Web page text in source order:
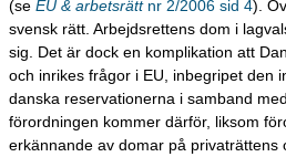
(se EU & arbetsrättnr 2/2006 sid 4).
svensk rätt. Arbejdsrettens dom i
sig. Det är dock en komplikation att
och inrikes frågor i EU, inbegripet den
danska reservationerna i samband
förordningen kommer därför, liksom
erkännande av domar på privaträttens